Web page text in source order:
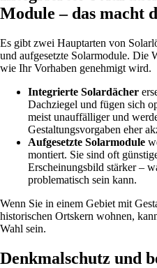
Module – das macht
Es gibt zwei Hauptarten von
und aufgesetzte Solarmodule. Die
wie Ihr Vorhaben genehmigt wird.
Integrierte Solardächer
Dachziegel und fügen sich
meist unauffälliger und
Gestaltungsvorgaben eher
Aufgesetzte Solarmodule
montiert. Sie sind oft
Erscheinungsbild stärker –
problematisch sein kann.
Wenn Sie in einem Gebiet mit
historischen Ortskern wohnen,
Wahl sein.
Denkmalschutz und